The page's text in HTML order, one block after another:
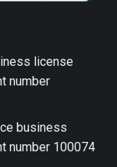
license
number
business
number 100074